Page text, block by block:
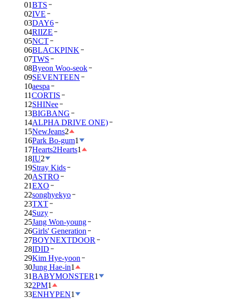
01BTS
02IVE
03DAY6
04RIIZE
05NCT
06BLACKPINK
07TWS
08Byeon Woo-seok
09SEVENTEEN
10aespa
11CORTIS
12SHINee
13BIGBANG
14ALPHA DRIVE ONE)
15NewJeans2
16Park Bo-gum1
17Hearts2Hearts1
18IU2
19Stray Kids
20ASTRO
21EXO
22songhyekyo
23TXT
24Suzy
25Jang Won-young
26Girls' Generation
27BOYNEXTDOOR
28IDID
29Kim Hye-yoon
30Jung Hae-in1
31BABYMONSTER1
322PM1
33ENHYPEN1